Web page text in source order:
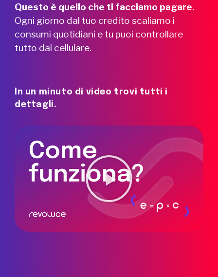
Questo è quello che ti facciamo pagare.
Ogni giorno dal tuo credito scaliamo i
consumi quotidiani e tu puoi controllare
tutto dal cellulare.
In un minuto di video trovi tutti i
dettagli.